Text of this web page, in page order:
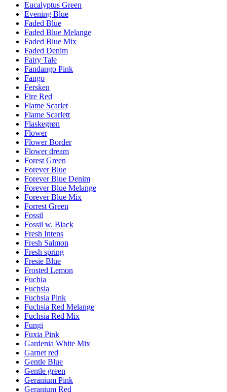
Eucalyptus Green
Evening Blue
Faded Blue
Faded Blue Melange
Faded Blue Mix
Faded Denim
Fairy Tale
Fandango Pink
Fango
Fersken
Fire Red
Flame Scarlet
Flame Scarlett
Flaskegrøn
Flower
Flower Border
Flower dream
Forest Green
Forever Blue
Forever Blue Denim
Forever Blue Melange
Forever Blue Mix
Forrest Green
Fossil
Fossil w. Black
Fresh Intens
Fresh Salmon
Fresh spring
Fresie Blue
Frosted Lemon
Fuchia
Fuchsia
Fuchsia Pink
Fuchsia Red Melange
Fuchsia Red Mix
Fungi
Fuxia Pink
Gardenia White Mix
Garnet red
Gentle Blue
Gentle green
Geranium Pink
Geranium Red